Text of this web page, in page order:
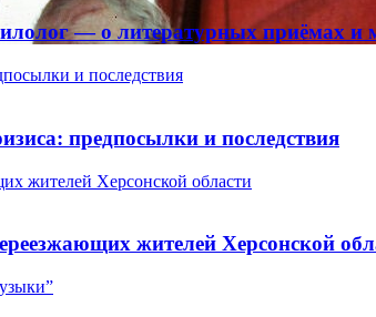
— о литературных приёмах и
и последствия
предпосылки и последствия
жителей Херсонской области
жителей Херсонской